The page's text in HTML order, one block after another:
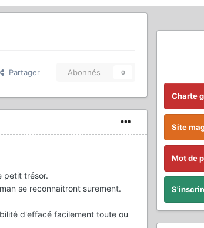
Partager Abonnés 0
petit trésor.
se reconnaitront surement.
d'effacé facilement toute ou
Charte
Site
Mot de